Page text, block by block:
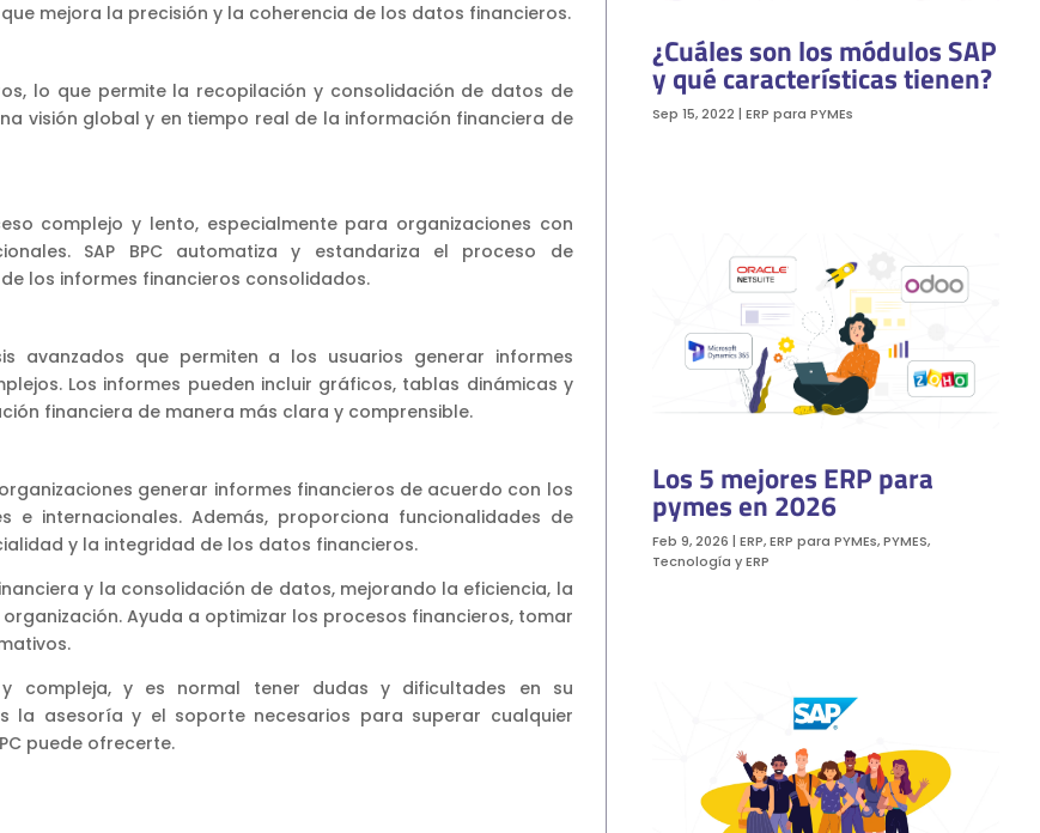
mejora la precisión y la coherencia de los datos financieros.
lo que permite la recopilación y consolidación de datos de
visión global y en tiempo real de la información financiera de
complejo y lento, especialmente para organizaciones con
SAP BPC automatiza y estandariza el proceso de
los informes financieros consolidados.
avanzados que permiten a los usuarios generar informes
Los informes pueden incluir gráficos, tablas dinámicas y
financiera de manera más clara y comprensible.
generar informes financieros de acuerdo con los
internacionales. Además, proporciona funcionalidades de
y la integridad de los datos financieros.
y la consolidación de datos, mejorando la eficiencia, la
Ayuda a optimizar los procesos financieros, tomar
y compleja, y es normal tener dudas y dificultades en su
la asesoría y el soporte necesarios para superar cualquier
puede ofrecerte.
¿Cuáles son los módulos SAP
y qué características tienen?
Sep 15, 2022 | ERP para PYMEs
Los 5 mejores ERP para
pymes en 2026
Feb 9, 2026 | ERP,ERP para PYMEs,PYMES,
Tecnología y ERP